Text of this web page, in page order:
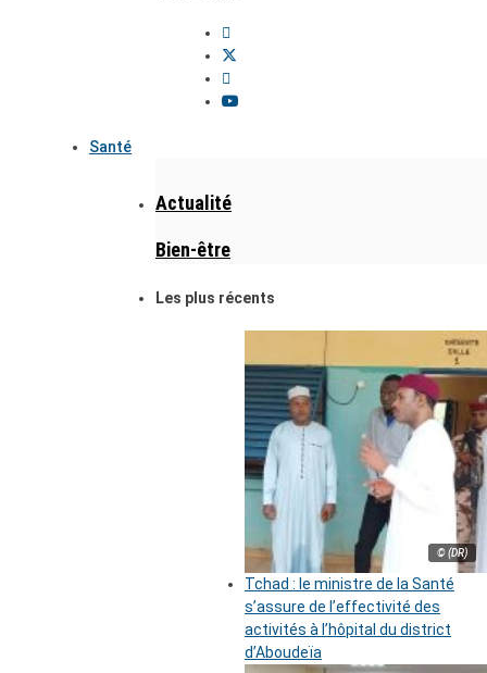
Santé
Actualité
Bien-être
Les plus récents
© (DR)
Tchad : le ministre de la Santé
s’assure de l’effectivité des
activités à l’hôpital du district
d’Aboudeïa